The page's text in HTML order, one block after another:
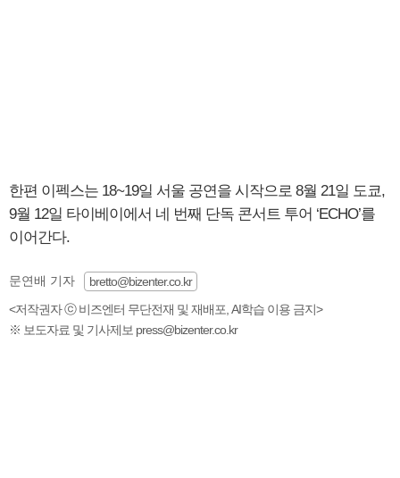
한편 이펙스는 18~19일 서울 공연을 시작으로 8월 21일 도쿄,
9월 12일 타이베이에서 네 번째 단독 콘서트 투어 ‘ECHO’를
이어간다.
문연배 기자
bretto@bizenter.co.kr
<저작권자 ⓒ 비즈엔터 무단전재 및 재배포, AI학습 이용 금지>
※ 보도자료 및 기사제보 press@bizenter.co.kr